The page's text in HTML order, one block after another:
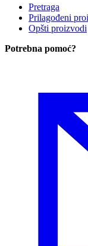
Pretraga
Prilagođeni
Opšti proizvodi
Potrebna pomoć?